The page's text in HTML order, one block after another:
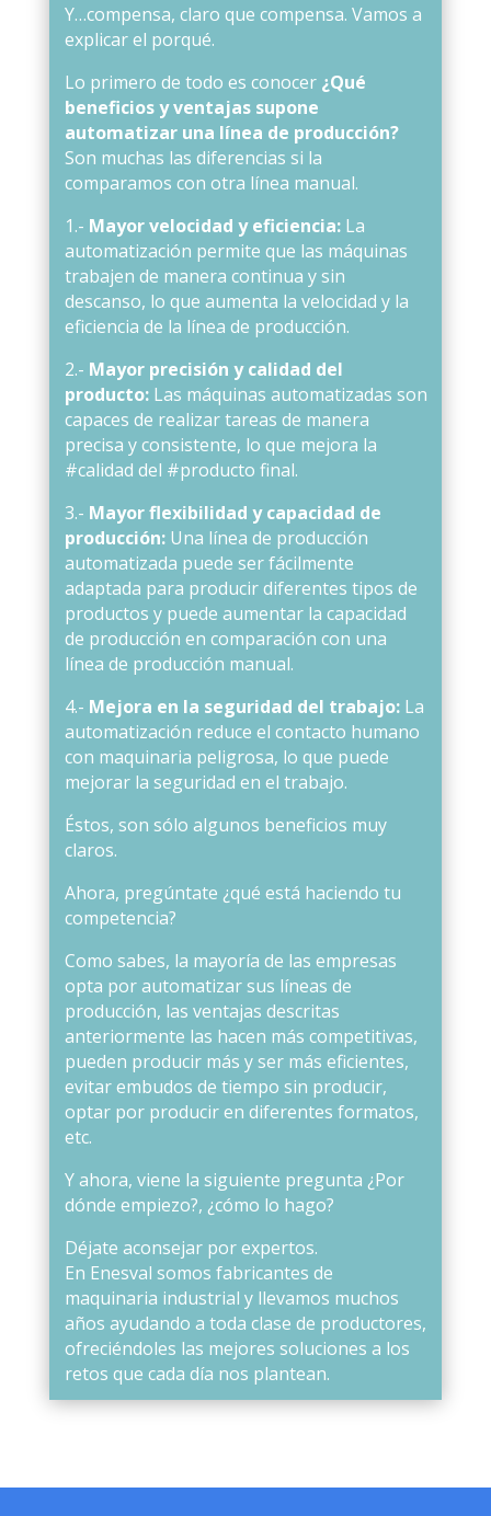
Y…compensa, claro que compensa. Vamos a
explicar el porqué.
Lo primero de todo es conocer ¿Qué
beneficios y ventajas supone
automatizar una línea de producción?
Son muchas las diferencias si la
comparamos con otra línea manual.
1.- Mayor velocidad y eficiencia:La
automatización permite que las máquinas
trabajen de manera continua y sin
descanso, lo que aumenta la velocidad y la
eficiencia de la línea de producción.
2.- Mayor precisión y calidad del
producto:Las máquinas automatizadas son
capaces de realizar tareas de manera
precisa y consistente, lo que mejora la
#calidad del #producto final.
3.- Mayor flexibilidad y capacidad de
producción:Una línea de producción
automatizada puede ser fácilmente
adaptada para producir diferentes tipos de
productos y puede aumentar la capacidad
de producción en comparación con una
línea de producción manual.
4.- Mejora en la seguridad del trabajo:La
automatización reduce el contacto humano
con maquinaria peligrosa, lo que puede
mejorar la seguridad en el trabajo.
Éstos, son sólo algunos beneficios muy
claros.
Ahora, pregúntate ¿qué está haciendo tu
competencia?
Como sabes, la mayoría de las empresas
opta por automatizar sus líneas de
producción, las ventajas descritas
anteriormente las hacen más competitivas,
pueden producir más y ser más eficientes,
evitar embudos de tiempo sin producir,
optar por producir en diferentes formatos,
etc.
Y ahora, viene la siguiente pregunta ¿Por
dónde empiezo?, ¿cómo lo hago?
Déjate aconsejar por expertos.
En Enesval somos fabricantes de
maquinaria industrial y llevamos muchos
años ayudando a toda clase de productores,
ofreciéndoles las mejores soluciones a los
retos que cada día nos plantean.